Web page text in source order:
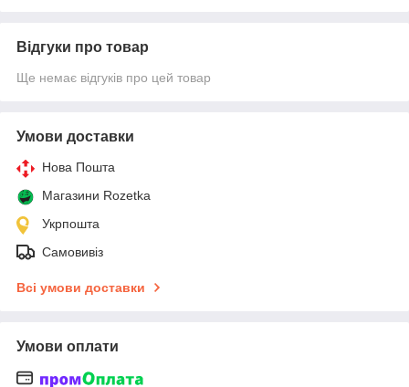
Відгуки про товар
Ще немає відгуків про цей товар
Умови доставки
Нова Пошта
Магазини Rozetka
Укрпошта
Самовивіз
Всі умови доставки
Умови оплати